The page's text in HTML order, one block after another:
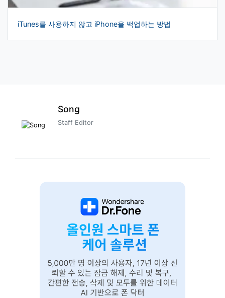
iTunes를 사용하지 않고 iPhone을 백업하는 방법
Song
Staff Editor